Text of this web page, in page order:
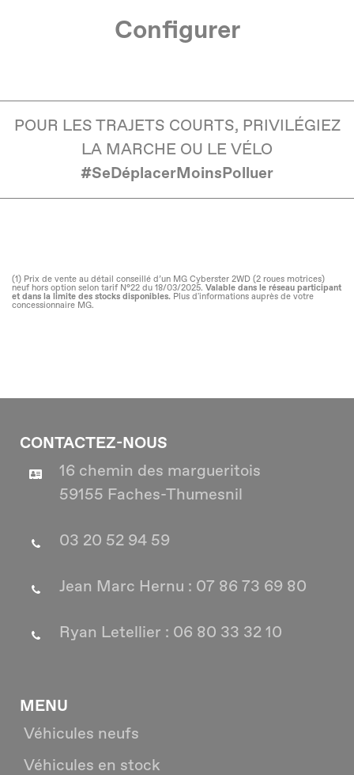
Configurer
POUR LES TRAJETS COURTS, PRIVILÉGIEZ
LA MARCHE OU LE VÉLO
#SeDéplacerMoinsPolluer
(1) Prix de vente au détail conseillé d’un MG Cyberster 2WD (2 roues motrices)
neuf hors option selon tarif N°22 du 18/03/2025. Valable dans le réseau participant
et dans la limite des stocks disponibles. Plus d'informations auprès de votre
concessionnaire MG.
CONTACTEZ-NOUS
16 chemin des margueritois
59155 Faches-Thumesnil
03 20 52 94 59
Jean Marc Hernu : 07 86 73 69 80
Ryan Letellier : 06 80 33 32 10
MENU
Véhicules neufs
Véhicules en stock